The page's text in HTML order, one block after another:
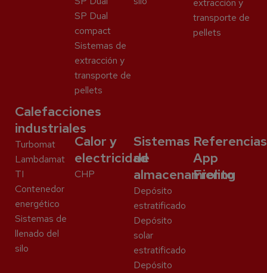
SP Dual
compact
Sistemas de
extracción y
transporte de
pellets
extracción y
transporte de
pellets
Calefacciones
industriales
Turbomat
Lambdamat
TI
Contenedor
energético
Sistemas de
llenado del
silo
Calor y
electricidad
CHP
Sistemas
de
almacenamiento
Depósito
estratificado
Depósito
solar
estratificado
Depósito
Referencias
App
Froling